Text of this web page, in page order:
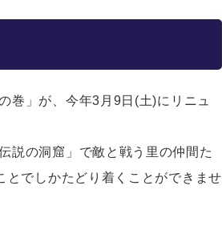
巻」が、今年3月9日(土)にリニュ
説の洞窟」で敵と戦う里の仲間た
とでしかたどり着くことができませ